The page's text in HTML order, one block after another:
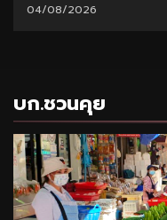
04/08/2026
บก.ชวนคุย